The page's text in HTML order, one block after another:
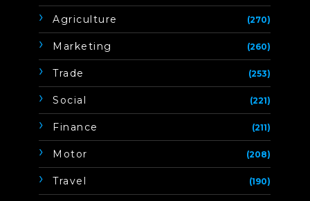
Agriculture (270)
Marketing (260)
Trade (253)
Social (221)
Finance (211)
Motor (208)
Travel (190)